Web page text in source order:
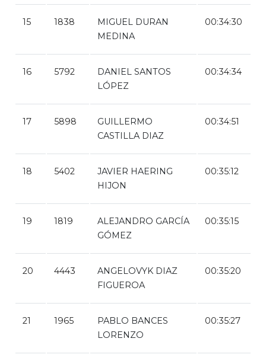
15 1838
MIGUEL DURAN
MEDINA
00:34:30
16 5792
DANIEL SANTOS
LÓPEZ
00:34:34
17 5898
GUILLERMO
CASTILLA DIAZ
00:34:51
18 5402
JAVIER HAERING
HIJON
00:35:12
19 1819
ALEJANDRO GARCÍA
GÓMEZ
00:35:15
20 4443
ANGELOVYK DIAZ
FIGUEROA
00:35:20
21 1965
PABLO BANCES
LORENZO
00:35:27